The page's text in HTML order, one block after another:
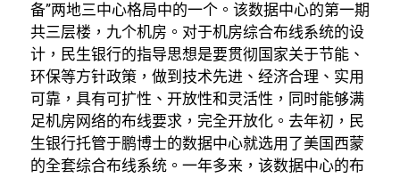
备”两地三中心格局中的一个。该数据中心的第一期
共三层楼，九个机房。对于机房综合布线系统的设
计，民生银行的指导思想是要贯彻国家关于节能、
环保等方针政策，做到技术先进、经济合理、实用
可靠，具有可扩性、开放性和灵活性，同时能够满
足机房网络的布线要求，完全开放化。去年初，民
生银行托管于鹏博士的数据中心就选用了美国西蒙
的全套综合布线系统。一年多来，该数据中心的布